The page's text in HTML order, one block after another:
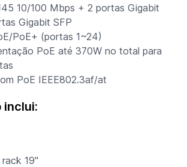
10/100 Mbps + 2 portas Gigabit
Gigabit SFP
PoE+ (portas 1~24)
PoE até 370W no total para
PoE IEEE802.3af/at
inclui:
19"